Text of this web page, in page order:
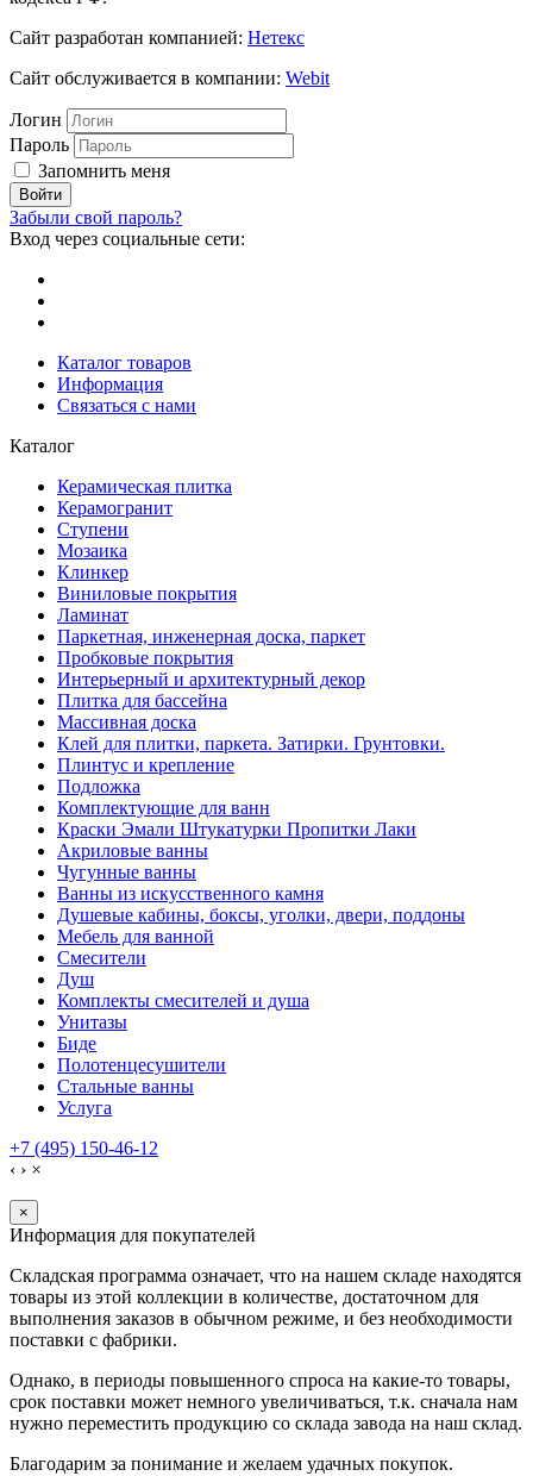
Сайт разработан компанией: Нетекс
Сайт обслуживается в компании: Webit
Логин
Пароль
Запомнить меня
Забыли свой пароль?
Вход через социальные сети:
Каталог товаров
Информация
Связаться с нами
Каталог
Керамическая плитка
Керамогранит
Ступени
Мозаика
Клинкер
Виниловые покрытия
Ламинат
Паркетная, инженерная доска, паркет
Пробковые покрытия
Интерьерный и архитектурный декор
Плитка для бассейна
Массивная доска
Клей для плитки, паркета. Затирки. Грунтовки.
Плинтус и крепление
Подложка
Комплектующие для ванн
Краски Эмали Штукатурки Пропитки Лаки
Акриловые ванны
Чугунные ванны
Ванны из искусственного камня
Душевые кабины, боксы, уголки, двери, поддоны
Мебель для ванной
Смесители
Душ
Комплекты смесителей и душа
Унитазы
Биде
Полотенцесушители
Стальные ванны
Услуга
+7 (495) 150-46-12
‹ › ×
×
Информация для покупателей
Складская программа означает, что на нашем складе находятся
товары из этой коллекции в количестве, достаточном для
выполнения заказов в обычном режиме, и без необходимости
поставки с фабрики.
Однако, в периоды повышенного спроса на какие-то товары,
срок поставки может немного увеличиваться, т.к. сначала нам
нужно переместить продукцию со склада завода на наш склад.
Благодарим за понимание и желаем удачных покупок.